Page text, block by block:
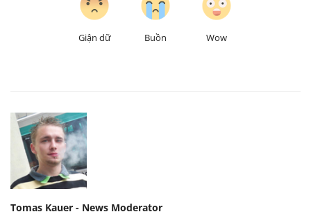
Giận dữ Buồn Wow
Tomas Kauer - News Moderator